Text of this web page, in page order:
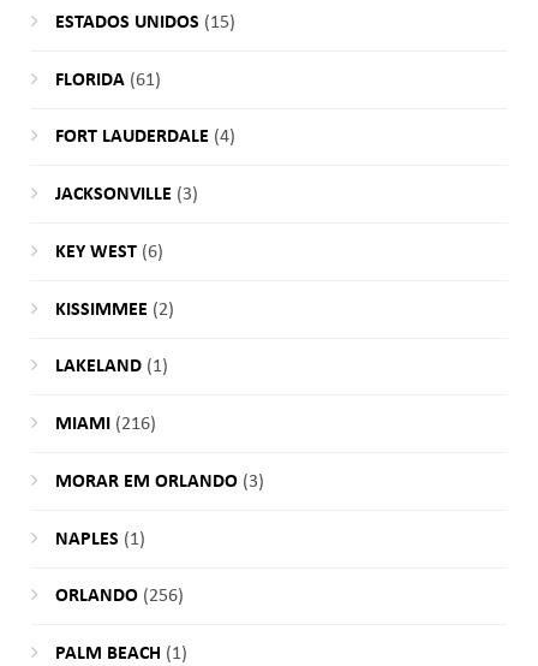
ESTADOS UNIDOS (15)
FLORIDA(61)
FORT LAUDERDALE (4)
JACKSONVILLE (3)
KEY WEST(6)
KISSIMMEE (2)
LAKELAND(1)
MIAMI (216)
MORAR EM ORLANDO(3)
NAPLES (1)
ORLANDO(256)
PALM BEACH (1)